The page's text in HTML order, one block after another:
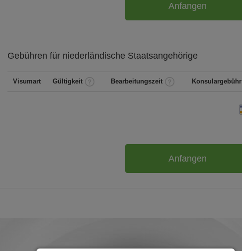
Anfangen
Gebühren für niederländische Staatsangehörige
Visumart Gültigkeit Bearbeitungszeit Konsulargebühr
Anfangen